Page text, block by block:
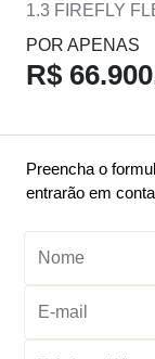
1.3 FIREFLY
POR APENAS
R$
Preencha o
entrarão em